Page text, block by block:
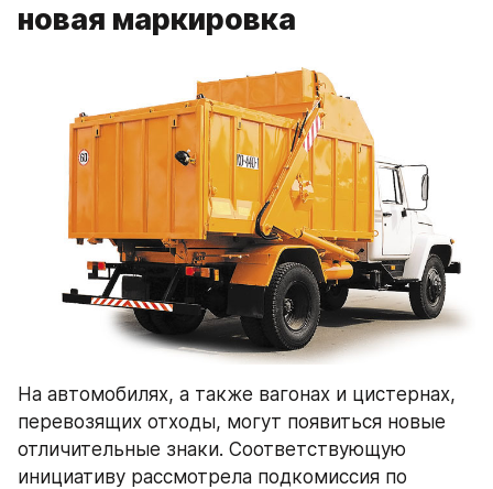
новая маркировка
На автомобилях, а также вагонах и цистернах,
перевозящих отходы, могут появиться новые
отличительные знаки. Соответствующую
инициативу рассмотрела подкомиссия по